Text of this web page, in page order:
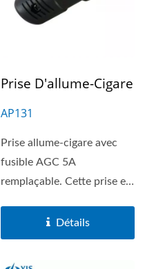
Prise D'allume-Cigare
AP131
Prise allume-cigare avec
fusible AGC 5A
remplaçable. Cette prise est
Ø21,0mm....Détails